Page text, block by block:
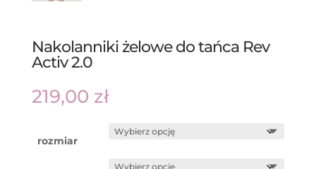
Nakolanniki żelowe do tańca Rev
Activ 2.0
219,00 zł
rozmiar